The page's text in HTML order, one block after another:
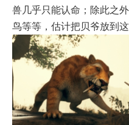
兽几乎只能认命；除此之
鸟等等，估计把贝爷放到